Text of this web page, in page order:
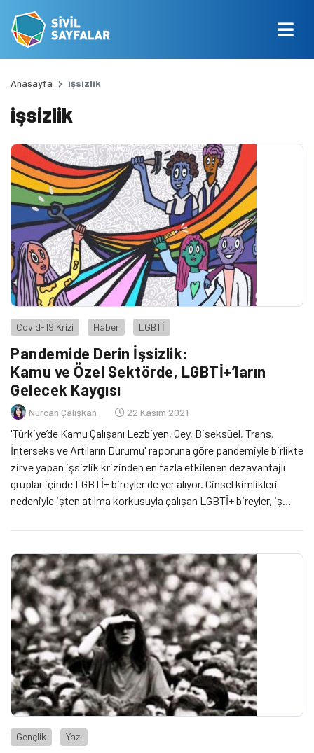
Anasayfa işsizlik
işsizlik
Covid-19 Krizi Haber LGBTİ
Pandemide Derin İşsizlik:
Kamu ve Özel Sektörde, LGBTİ+’ların
Gelecek Kaygısı
Nurcan Çalışkan 22 Kasım 2021
'Türkiye’de Kamu Çalışanı Lezbiyen, Gey, Biseksüel, Trans,
İnterseks ve Artıların Durumu' raporuna göre pandemiyle birlikte
zirve yapan işsizlik krizinden en fazla etkilenen dezavantajlı
gruplar içinde LGBTİ+ bireyler de yer alıyor. Cinsel kimlikleri
nedeniyle işten atılma korkusuyla çalışan LGBTİ+ bireyler, iş
geleceklerinden endişe ediyor.
Gençlik Yazı